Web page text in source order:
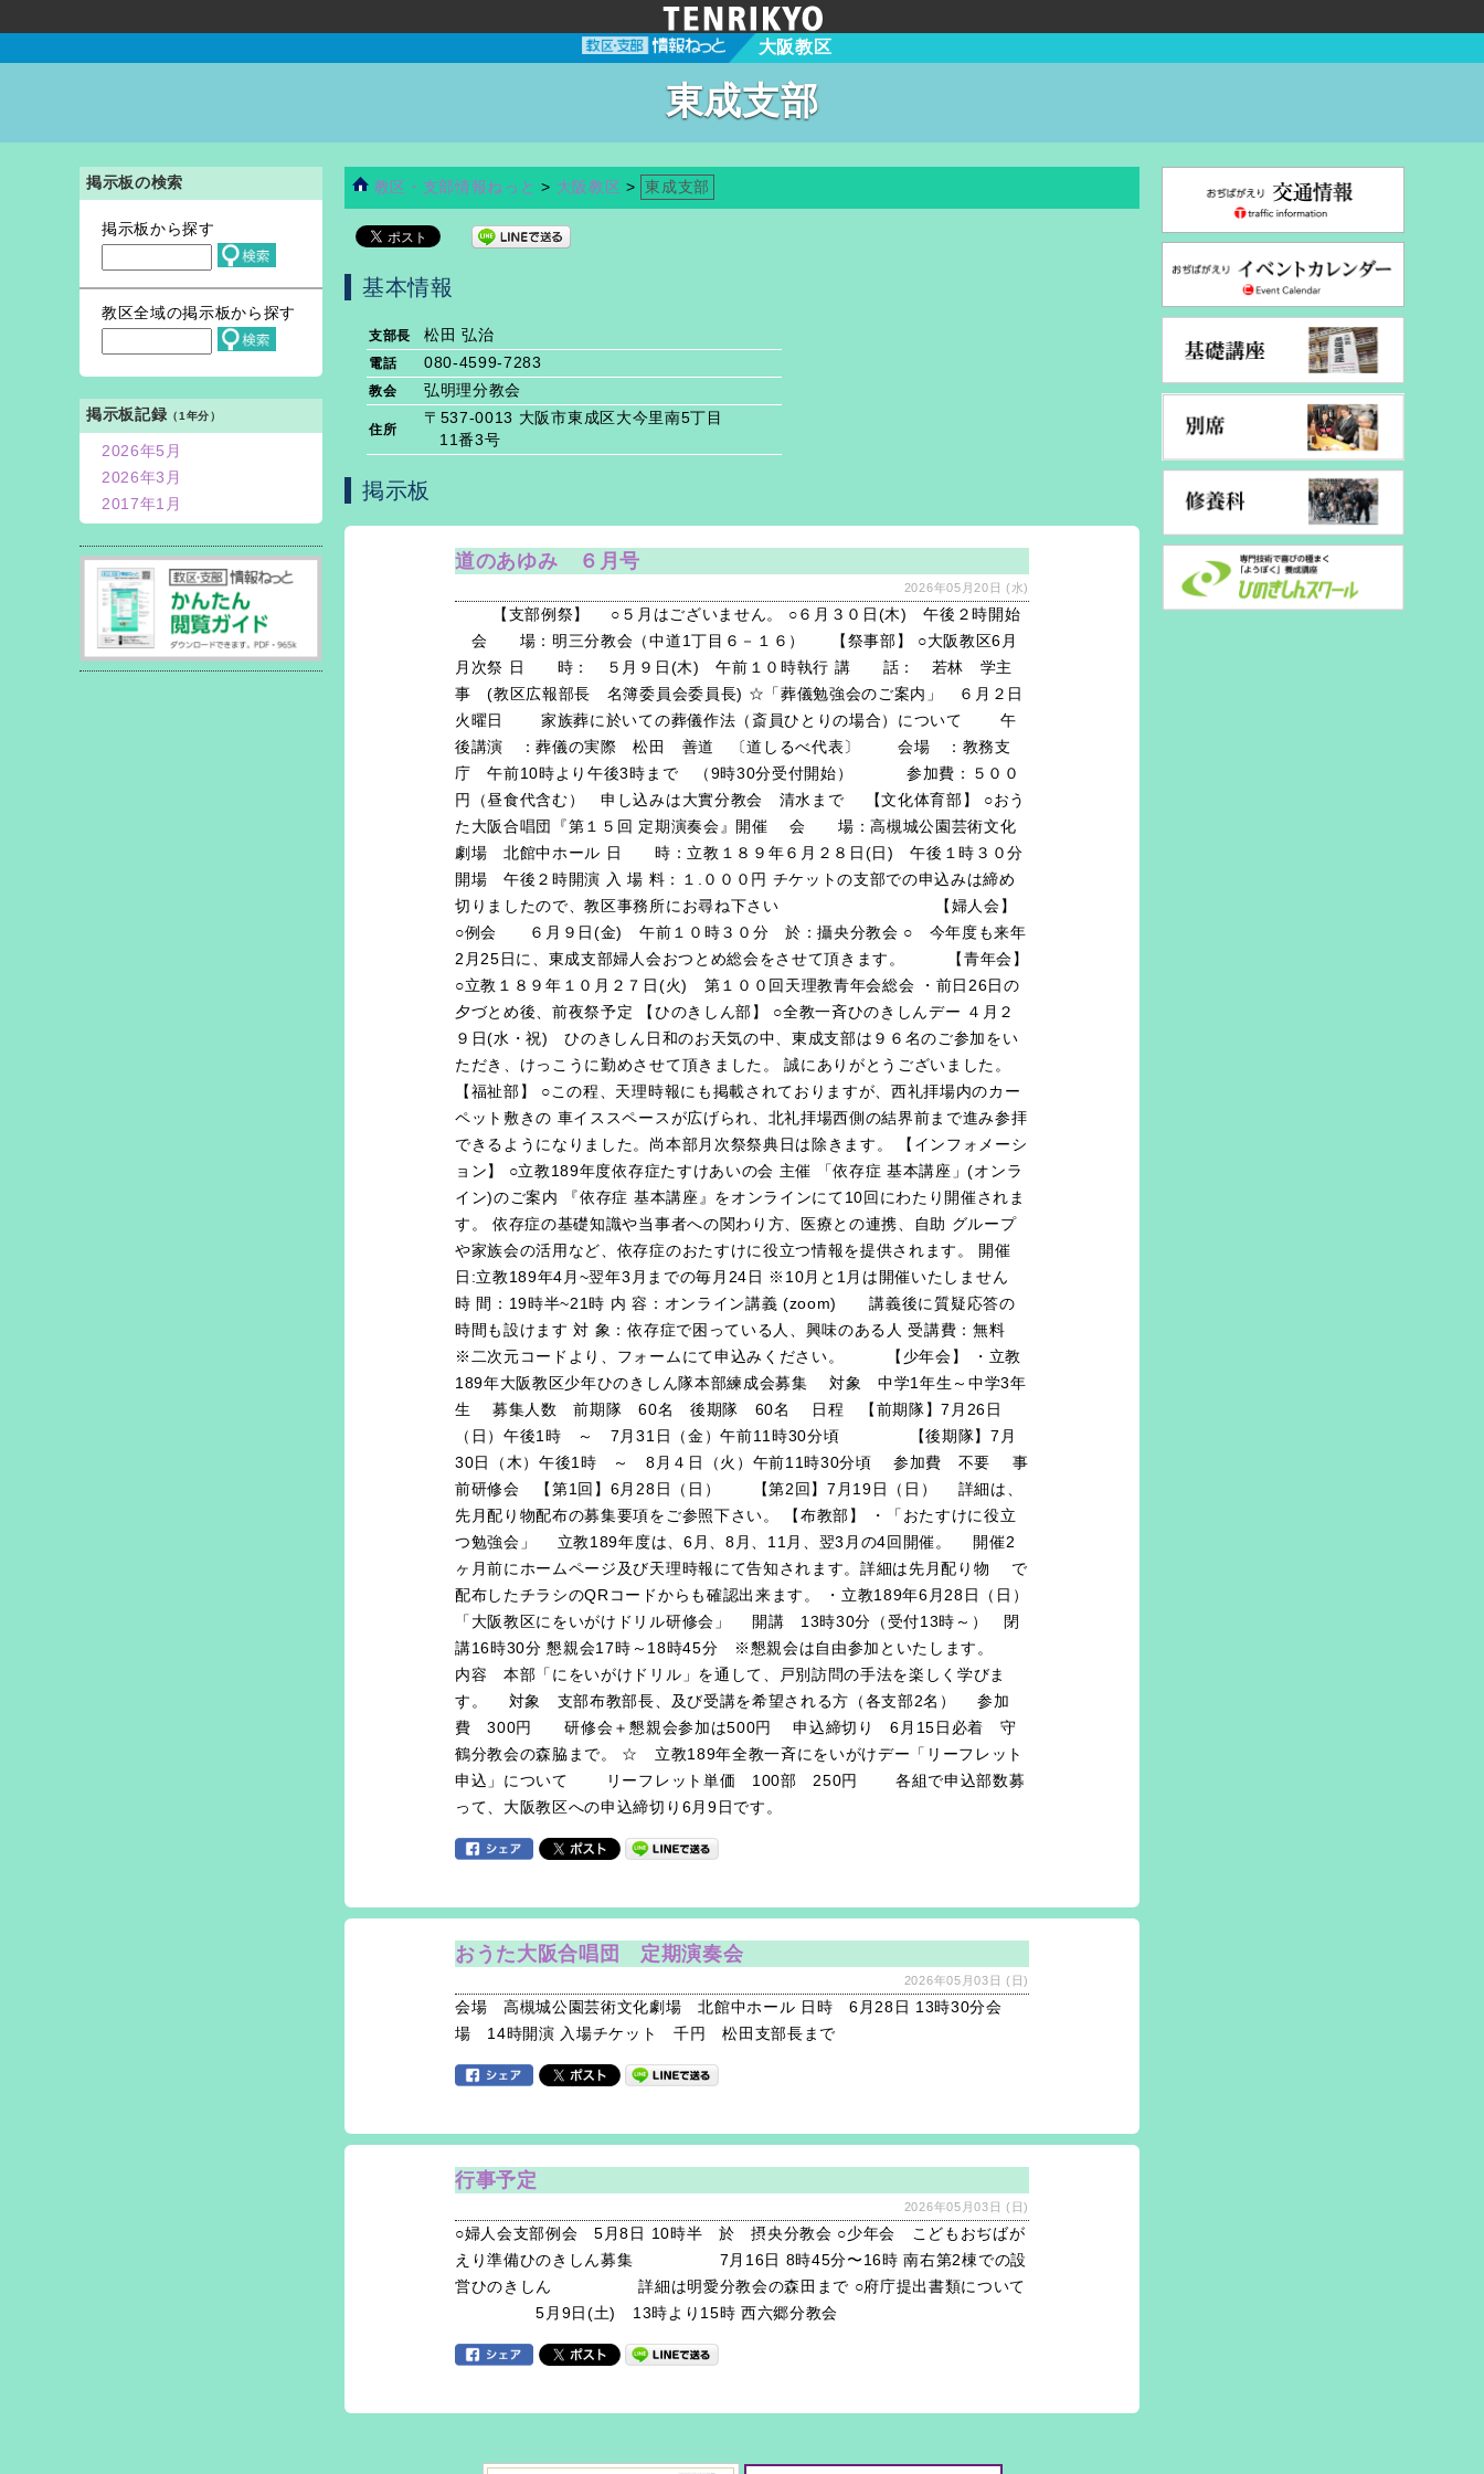
大阪教区
東成支部
教区・支部情報ねっと > 大阪教区 > 東成支部
基本情報
支部長 松田 弘治
電話 080-4599-7283
教会 弘明理分教会
住所
〒537-0013 大阪市東成区大今里南5丁目
11番3号
掲示板
道のあゆみ ６月号
2026年05月20日 (水)
【支部例祭】 ○５月はございません。 ○６月３０日(木) 午後２時開始
会 場：明三分教会（中道1丁目６－１６） 【祭事部】 ○大阪教区6月
月次祭 日 時： ５月９日(木) 午前１０時執行 講 話： 若林 学主
事 (教区広報部長 名簿委員会委員長) ☆「葬儀勉強会のご案内」 ６月２日
火曜日 家族葬に於いての葬儀作法（斎員ひとりの場合）について 午
後講演 ：葬儀の実際 松田 善道 〔道しるべ代表〕 会場 ：教務支
庁 午前10時より午後3時まで （9時30分受付開始） 参加費：５００
円（昼食代含む） 申し込みは大實分教会 清水まで 【文化体育部】 ○おう
た大阪合唱団『第１５回 定期演奏会』開催 会 場：高槻城公園芸術文化
劇場 北館中ホール 日 時：立教１８９年６月２８日(日) 午後１時３０分
開場 午後２時開演 入 場 料：１.０００円 チケットの支部での申込みは締め
切りましたので、教区事務所にお尋ね下さい 【婦人会】
○例会 ６月９日(金) 午前１０時３０分 於：攝央分教会 ○ 今年度も来年
2月25日に、東成支部婦人会おつとめ総会をさせて頂きます。 【青年会】
○立教１８９年１０月２７日(火) 第１００回天理教青年会総会 ・前日26日の
夕づとめ後、前夜祭予定 【ひのきしん部】 ○全教一斉ひのきしんデー ４月２
９日(水・祝) ひのきしん日和のお天気の中、東成支部は９６名のご参加をい
ただき、けっこうに勤めさせて頂きました。 誠にありがとうございました。
【福祉部】 ○この程、天理時報にも掲載されておりますが、西礼拝場内のカー
ペット敷きの 車イススペースが広げられ、北礼拝場西側の結界前まで進み参拝
できるようになりました。尚本部月次祭祭典日は除きます。 【インフォメーシ
ョン】 ○立教189年度依存症たすけあいの会 主催 「依存症 基本講座」(オンラ
イン)のご案内 『依存症 基本講座』をオンラインにて10回にわたり開催されま
す。 依存症の基礎知識や当事者への関わり方、医療との連携、自助 グループ
や家族会の活用など、依存症のおたすけに役立つ情報を提供されます。 開催
日:立教189年4月~翌年3月までの毎月24日 ※10月と1月は開催いたしません
時 間：19時半~21時 内 容：オンライン講義 (zoom) 講義後に質疑応答の
時間も設けます 対 象：依存症で困っている人、興味のある人 受講費：無料
※二次元コードより、フォームにて申込みください。 【少年会】 ・立教
189年大阪教区少年ひのきしん隊本部練成会募集 対象 中学1年生～中学3年
生 募集人数 前期隊 60名 後期隊 60名 日程 【前期隊】7月26日
（日）午後1時 ～ 7月31日（金）午前11時30分頃 【後期隊】7月
30日（木）午後1時 ～ 8月４日（火）午前11時30分頃 参加費 不要 事
前研修会 【第1回】6月28日（日） 【第2回】7月19日（日） 詳細は、
先月配り物配布の募集要項をご参照下さい。 【布教部】 ・「おたすけに役立
つ勉強会」 立教189年度は、6月、8月、11月、翌3月の4回開催。 開催2
ヶ月前にホームページ及び天理時報にて告知されます。詳細は先月配り物 で
配布したチラシのQRコードからも確認出来ます。 ・立教189年6月28日（日）
「大阪教区にをいがけドリル研修会」 開講 13時30分（受付13時～） 閉
講16時30分 懇親会17時～18時45分 ※懇親会は自由参加といたします。
内容 本部「にをいがけドリル」を通して、戸別訪問の手法を楽しく学びま
す。 対象 支部布教部長、及び受講を希望される方（各支部2名） 参加
費 300円 研修会＋懇親会参加は500円 申込締切り 6月15日必着 守
鶴分教会の森脇まで。 ☆ 立教189年全教一斉にをいがけデー「リーフレット
申込」について リーフレット単価 100部 250円 各組で申込部数募
って、大阪教区への申込締切り6月9日です。
おうた大阪合唱団 定期演奏会
2026年05月03日 (日)
会場 高槻城公園芸術文化劇場 北館中ホール 日時 6月28日 13時30分会
場 14時開演 入場チケット 千円 松田支部長まで
行事予定
2026年05月03日 (日)
○婦人会支部例会 5月8日 10時半 於 摂央分教会 ○少年会 こどもおぢばが
えり準備ひのきしん募集 7月16日 8時45分〜16時 南右第2棟での設
営ひのきしん 詳細は明愛分教会の森田まで ○府庁提出書類について
5月9日(土) 13時より15時 西六郷分教会
掲示板の検索
掲示板から探す
教区全域の掲示板から探す
掲示板記録 （1年分）
2026年5月
2026年3月
2017年1月